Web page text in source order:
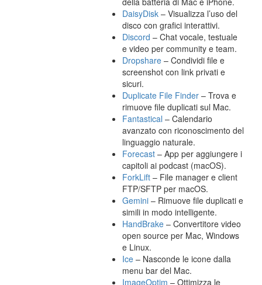
DaisyDisk – Visualizza l’uso del
disco con grafici interattivi.
Discord – Chat vocale, testuale
e video per community e team.
Dropshare – Condividi file e
screenshot con link privati e
sicuri.
Duplicate File Finder – Trova e
rimuove file duplicati sul Mac.
Fantastical – Calendario
avanzato con riconoscimento del
linguaggio naturale.
Forecast – App per aggiungere i
capitoli ai podcast (macOS).
ForkLift – File manager e client
FTP/SFTP per macOS.
Gemini – Rimuove file duplicati e
simili in modo intelligente.
HandBrake – Convertitore video
open source per Mac, Windows
e Linux.
Ice – Nasconde le icone dalla
menu bar del Mac.
ImageOptim – Ottimizza le